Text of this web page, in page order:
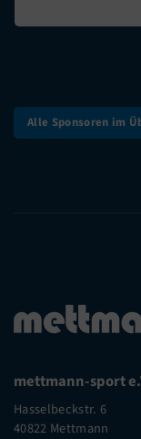
Alle Sponsoren im
mettmann-sport
Hasselbeckstr. 6
40822 Mettmann